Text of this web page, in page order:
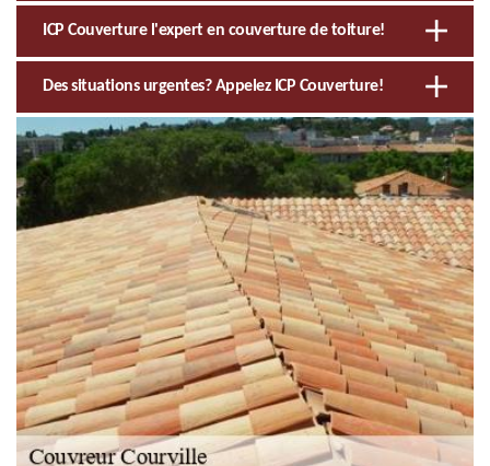
ICP Couverture l'expert en couverture de toiture!
Des situations urgentes? Appelez ICP Couverture!